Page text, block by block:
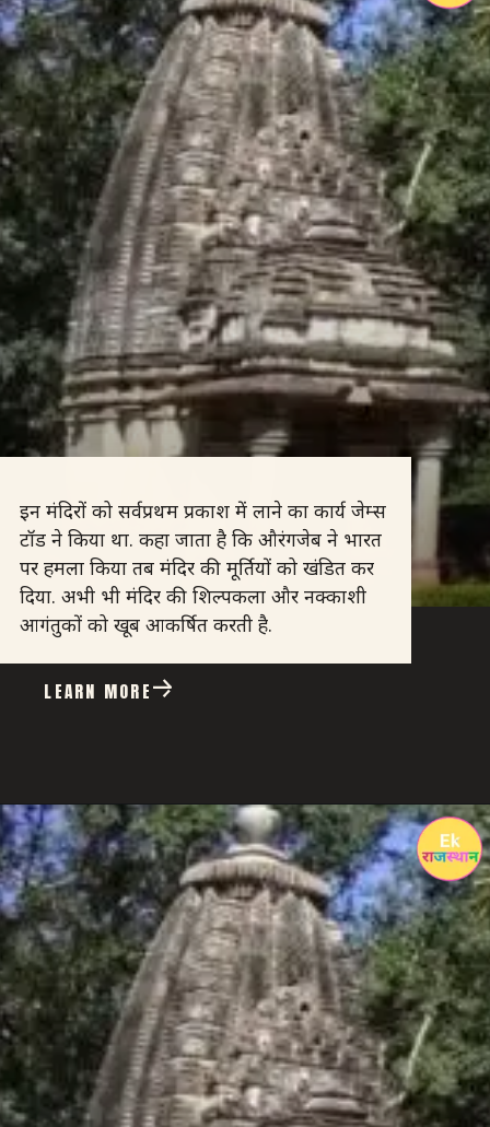
इन मंदिरों को सर्वप्रथम प्रकाश में लाने का कार्य जेम्स
टॉड ने किया था. कहा जाता है कि औरंगजेब ने भारत
पर हमला किया तब मंदिर की मूर्तियों को खंडित कर
दिया. अभी भी मंदिर की शिल्पकला और नक्काशी
आगंतुकों को खूब आकर्षित करती है.
LEARN MORE